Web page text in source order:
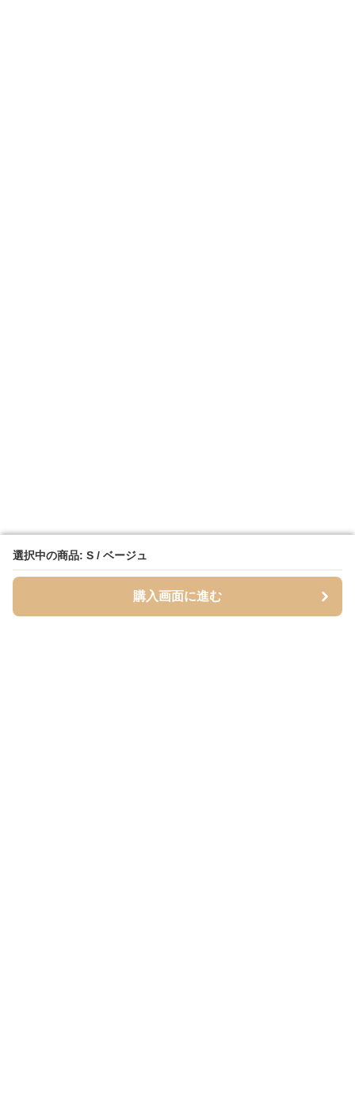
選択中の商品: S / ベージュ
購入画面に進む
選択中の商品: S / ベージュ
購入画面に進む